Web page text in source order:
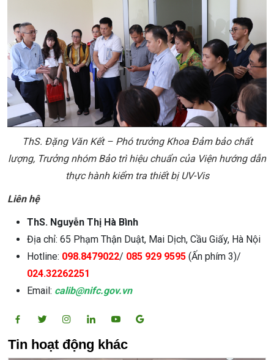
ThS. Đặng Văn Kết – Phó trưởng Khoa Đảm bảo chất
lượng, Trưởng nhóm Bảo trì hiệu chuẩn của Viện hướng dẫn
thực hành kiểm tra thiết bị UV-Vis
Liên hệ
ThS. Nguyễn Thị Hà Bình
Địa chỉ: 65 Phạm Thận Duật, Mai Dịch, Cầu Giấy, Hà Nội
Hotline: 098.8479022/ 085 929 9595 (Ấn phím 3)/
024.32262251
Email: calib@nifc.gov.vn
Tin hoạt động khác